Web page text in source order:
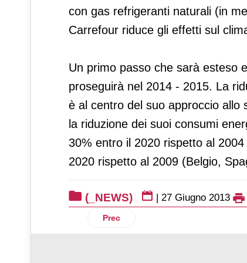
con gas refrigeranti naturali (in
Carrefour riduce gli effetti sul
Un primo passo che sarà esteso
proseguirà nel 2014 - 2015. La
è al centro del suo approccio allo
la riduzione dei suoi consumi
30% entro il 2020 rispetto al
2020 rispetto al 2009 (Belgio,
(_NEWS) | 27 Giugno 2013
Articolo precedente: Oleificio
Prec